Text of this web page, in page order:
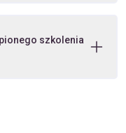
szkolenia